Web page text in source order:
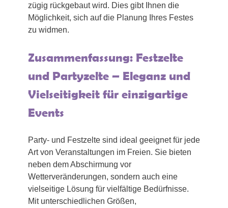
zügig rückgebaut wird. Dies gibt Ihnen die
Möglichkeit, sich auf die Planung Ihres Festes
zu widmen.
Zusammenfassung: Festzelte
und Partyzelte – Eleganz und
Vielseitigkeit für einzigartige
Events
Party- und Festzelte sind ideal geeignet für jede
Art von Veranstaltungen im Freien. Sie bieten
neben dem Abschirmung vor
Wetterveränderungen, sondern auch eine
vielseitige Lösung für vielfältige Bedürfnisse.
Mit unterschiedlichen Größen,